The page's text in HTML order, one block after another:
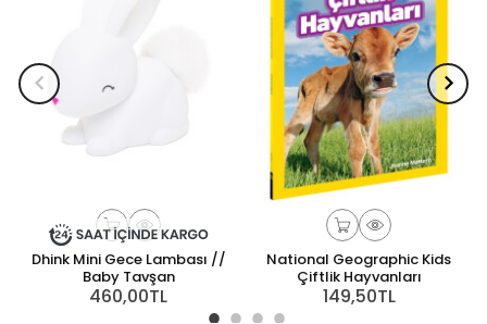
Dhink Mini Gece Lambası //
Baby Tavşan
460,00TL
National Geographic Kids
Çiftlik Hayvanları
149,50TL